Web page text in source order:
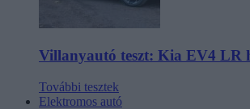
Villanyautó teszt: Kia EV4 LR
További tesztek
Elektromos autó